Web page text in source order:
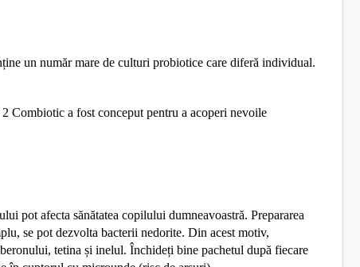
un număr mare de culturi probiotice care diferă individual.
Combiotic a fost conceput pentru a acoperi nevoile
pot afecta sănătatea copilului dumneavoastră. Prepararea
se pot dezvolta bacterii nedorite. Din acest motiv,
tetina și inelul. Închideți bine pachetul după fiecare